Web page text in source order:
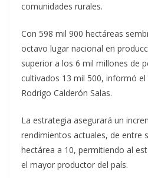
comunidades rurales.
Con 598 mil 900 hectáreas
octavo lugar nacional en
superior a los 6 mil millones de
cultivados 13 mil 500, informó el
Rodrigo Calderón Salas.
La estrategia asegurará un
rendimientos actuales, de entre
hectárea a 10, permitiendo al
el mayor productor del país.